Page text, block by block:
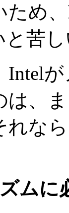
ため
と苦
が
は、
な
ムに